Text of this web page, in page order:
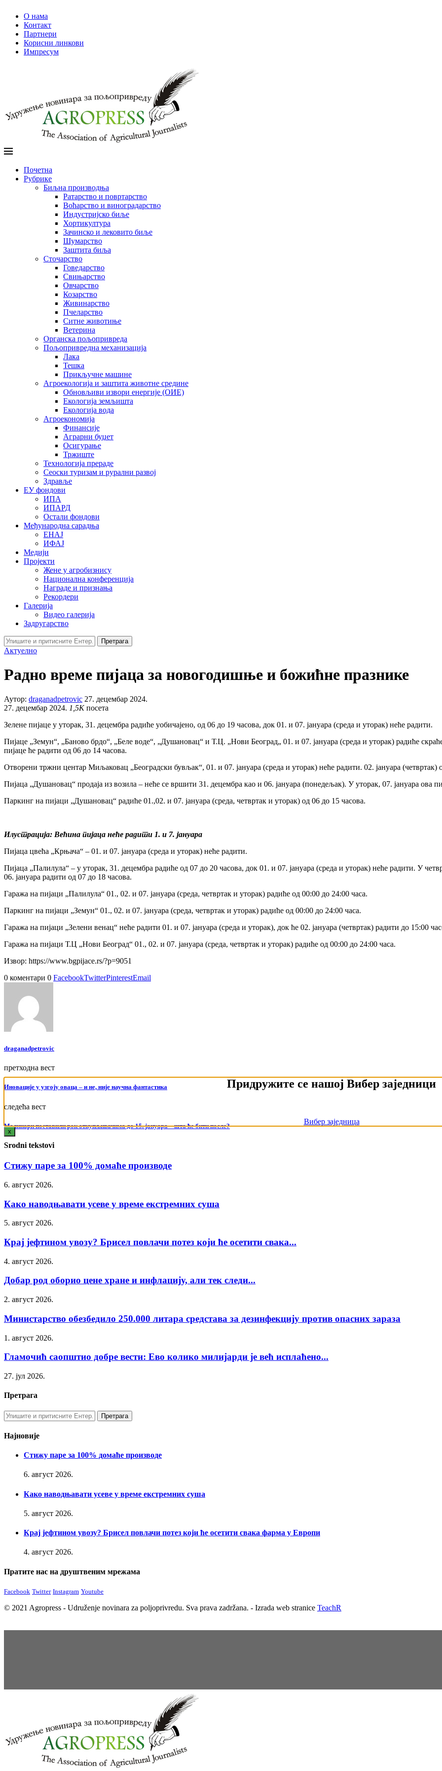
О нама
Контакт
Партнери
Корисни линкови
Импресум
Почетна
Рубрике
Биљна производња
Ратарство и повртарство
Воћарство и виноградарство
Индустријско биље
Хортикултура
Зачинско и лековито биље
Шумарство
Заштита биља
Сточарство
Говедарство
Свињарство
Овчарство
Козарство
Живинарство
Пчеларство
Ситне животиње
Ветерина
Органска пољопривреда
Пољопривредна механизација
Лака
Тешка
Прикључне машине
Агроекологија и заштита животне средине
Обновљиви извори енергије (ОИЕ)
Екологија земљишта
Екологија вода
Агроекономија
Финансије
Аграрни буџет
Осигурање
Тржиште
Технологија прераде
Сеоски туризам и рурални развој
Здравље
ЕУ фондови
ИПА
ИПАРД
Остали фондови
Међународна сарадња
ЕНАЈ
ИФАЈ
Медији
Пројекти
Жене у агробизнису
Национална конференција
Награде и признања
Рекордери
Галерија
Видео галерија
Задругарство
Претрага
Актуелно
Радно време пијаца за новогодишње и божићне празнике
Аутор: draganadpetrovic 27. децембар 2024.
27. децембар 2024. 1,5Kпосета
Зелене пијаце у уторак, 31. децембра радиће уобичајено, од 06 до 19 часова, док 01. и 07. јануара (среда и уторак) неће радити.
Пијаце „Земун“, „Баново брдо“, „Беле воде“, „Душановац“ и Т.Ц. „Нови Београд„ 01. и 07. јануара (среда и уторак) радиће
пијаце ће радити од 06 до 14 часова.
Отворени тржни центар Миљаковац „Београдски бувљак“, 01. и 07. јануара (среда и уторак) неће радити. 02. јануара (четвртак)
Пијаца „Душановац“ продаја из возила – неће се вршити 31. децембра као и 06. јануара (понедељак). У уторак, 07. јануара ова
Паркинг на пијаци „Душановац“ радиће 01.,02. и 07. јануара (среда, четвртак и уторак) од 06 до 15 часова.
Илустрација: Већина пијаца неће радити 1. и 7. јануара
Пијаца цвећа „Крњача“ – 01. и 07. јануара (среда и уторак) неће радити.
Пијаца „Палилула“ – у уторак, 31. децембра радиће од 07 до 20 часова, док 01. и 07. јануара (среда и уторак) неће радити. У
06. јануара радити од 07 до 18 часова.
Гаража на пијаци „Палилула“ 01., 02. и 07. јануара (среда, четвртак и уторак) радиће од 00:00 до 24:00 часа.
Паркинг на пијаци „Земун“ 01., 02. и 07. јануара (среда, четвртак и уторак) радиће од 00:00 до 24:00 часа.
Гаража на пијаци „Зелени венац“ неће радити 01. и 07. јануара (среда и уторак), док ће 02. јануара (четвртак) радити до 15:00
Гаража на пијаци Т.Ц „Нови Београд“ 01., 02. и 07. јануара (среда, четвртак и уторак) радиће од 00:00 до 24:00 часа.
Извор: https://www.bgpijace.rs/?p=9051
0 коментари 0 FacebookTwitterPinterestEmail
draganadpetrovic
претходна вест
Иновације у узгоју оваца – и не, није научна фантастика
следећа вест
Малинари поставили рок откупљивачима до 15. јануара – шта ће бити после?
Srodni tekstovi
Стижу паре за 100% домаће производе
6. август 2026.
Како наводњавати усеве у време екстремних суша
5. август 2026.
Крај јефтином увозу? Брисел повлачи потез који ће осетити свака...
4. август 2026.
Добар род оборио цене хране и инфлацију, али тек следи...
2. август 2026.
Министарство обезбедило 250.000 литара средстава за дезинфекцију против опасних зараза
1. август 2026.
Гламочић саопштио добре вести: Ево колико милијарди је већ исплаћено...
27. јул 2026.
Претрага
Најновије
Стижу паре за 100% домаће производе
6. август 2026.
Како наводњавати усеве у време екстремних суша
5. август 2026.
Крај јефтином увозу? Брисел повлачи потез који ће осетити свака фарма у Европи
4. август 2026.
Пратите нас на друштвеним мрежама
Facebook Twitter Instagram Youtube
© 2021 Agropress - Udruženje novinara za poljoprivredu. Sva prava zadržana. - Izrada web stranice TeachR
Придружите се нашој Вибер заједници
Вибер заједница
x